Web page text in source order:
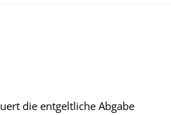
die entgeltliche Abgabe